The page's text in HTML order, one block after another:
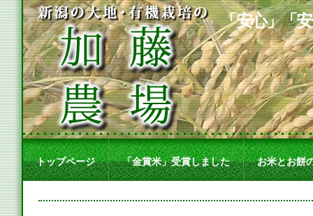
「安心」「
トップページ 「金賞米」受賞しました お米とお餅